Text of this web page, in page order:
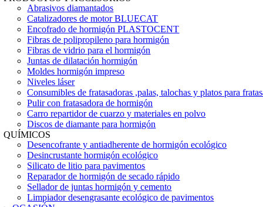
Abrasivos diamantados
Catalizadores de motor BLUECAT
Encofrado de hormigón PLASTOCENT
Fibras de polipropileno para hormigón
Fibras de vidrio para el hormigón
Juntas de dilatación hormigón
Moldes hormigón impreso
Niveles láser
Consumibles de fratasadoras ,palas, talochas y platos para
Pulir con fratasadora de hormigón
Carro repartidor de cuarzo y materiales en polvo
Discos de diamante para hormigón
QUÍMICOS
Desencofrante y antiadherente de hormigón ecológico
Desincrustante hormigón ecológico
Silicato de litio para pavimentos
Reparador de hormigón de secado rápido
Sellador de juntas hormigón y cemento
Limpiador desengrasante ecológico de pavimentos